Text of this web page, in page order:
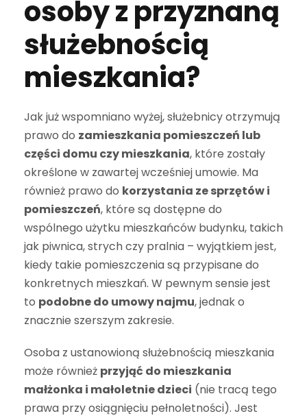
osoby z przyznaną
służebnością
mieszkania?
Jak już wspomniano wyżej, służebnicy otrzymują
prawo do zamieszkania pomieszczeń lub
części domu czy mieszkania, które zostały
określone w zawartej wcześniej umowie. Ma
również prawo do korzystania ze sprzętów i
pomieszczeń, które są dostępne do
wspólnego użytku mieszkańców budynku, takich
jak piwnica, strych czy pralnia – wyjątkiem jest,
kiedy takie pomieszczenia są przypisane do
konkretnych mieszkań. W pewnym sensie jest
to podobne do umowy najmu, jednak o
znacznie szerszym zakresie.
Osoba z ustanowioną służebnością mieszkania
może również przyjąć do mieszkania
małżonka i małoletnie dzieci (nie tracą tego
prawa przy osiągnięciu pełnoletności). Jest